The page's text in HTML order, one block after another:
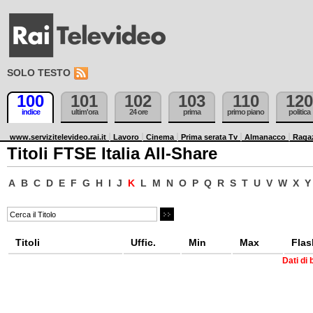
SOLO TESTO
100
indice
101
ultim'ora
102
24 ore
103
prima
110
primo piano
120
politica
www.servizitelevideo.rai.it Lavoro Cinema Prima serata Tv Almanacco
Titoli FTSE Italia All-Share
A B C D E F G H I J K L M N O P Q R S T U V W X Y
Titoli Uffic. Min Max
Dati di